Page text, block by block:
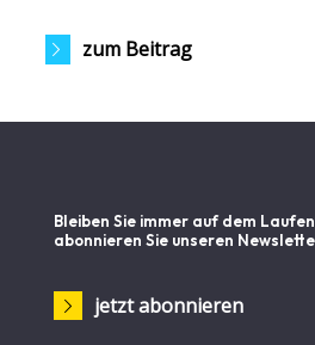
zum Beitrag
Bleiben Sie immer auf dem
abonnieren Sie unseren
jetzt abonnieren